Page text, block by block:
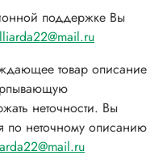
поддержке Вы
товар описание
неточности. Вы
по неточному описанию